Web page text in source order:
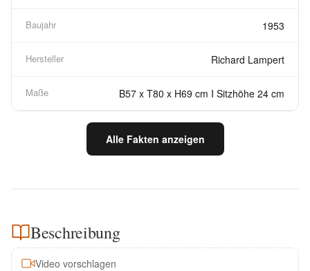
Baujahr 1953
Hersteller Richard Lampert
Maße B57 x T80 x H69 cm I Sitzhöhe 24 cm
Alle Fakten anzeigen
Beschreibung
Video vorschlagen